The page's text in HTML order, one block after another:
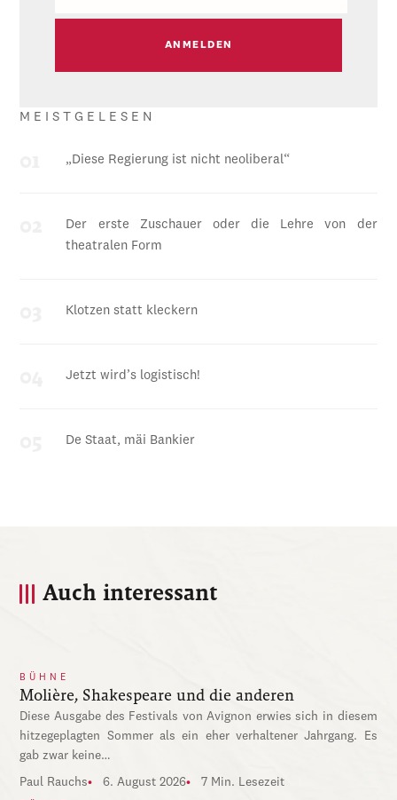
MEISTGELESEN
„Diese Regierung ist nicht neoliberal“
Der erste Zuschauer oder die Lehre von der
theatralen Form
Klotzen statt kleckern
Jetzt wird’s logistisch!
De Staat, mäi Bankier
Auch interessant
BÜHNE
Molière, Shakespeare und die anderen
Diese Ausgabe des Festivals von Avignon erwies sich in diesem
hitzegeplagten Sommer als ein eher verhaltener Jahrgang. Es
gab zwar keine…
Paul Rauchs 6. August 2026 7 Min. Lesezeit